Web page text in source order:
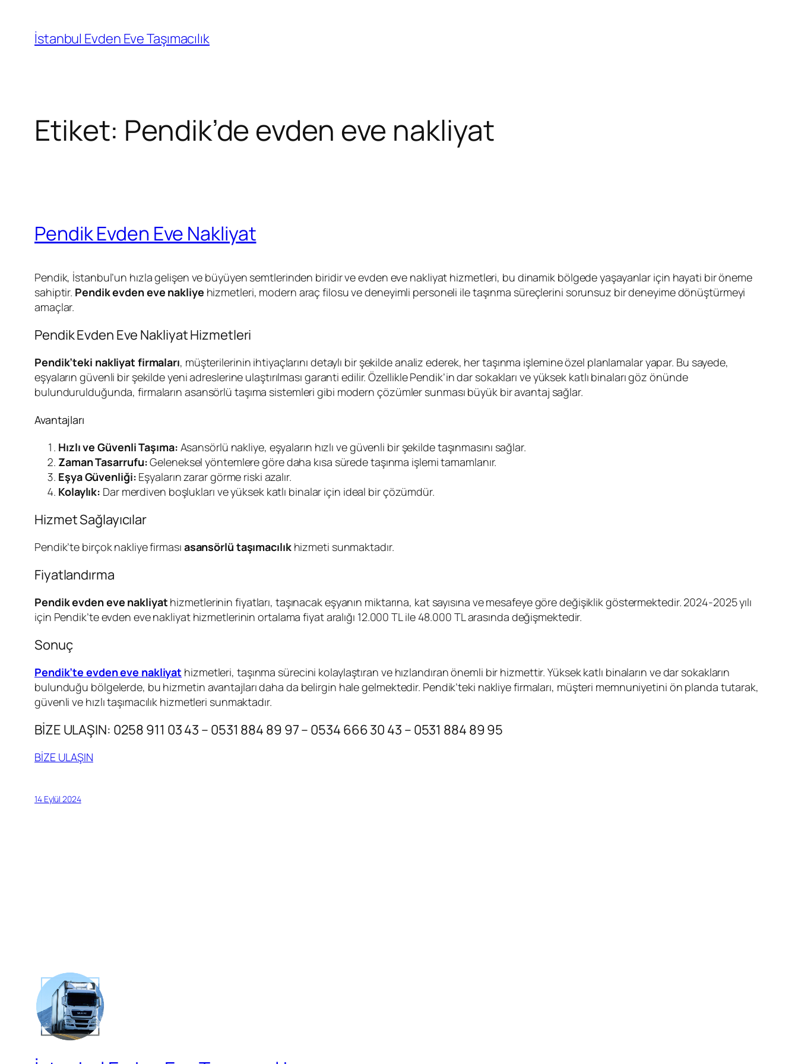
İstanbul Evden Eve Taşımacılık
Etiket: Pendik’de evden eve nakliyat
Pendik Evden Eve Nakliyat
Pendik, İstanbul’un hızla gelişen ve büyüyen semtlerinden biridir ve evden eve nakliyat hizmetleri, bu dinamik bölgede yaşayanlar için hayati bir öneme
sahiptir. Pendik evden eve nakliye hizmetleri, modern araç filosu ve deneyimli personeli ile taşınma süreçlerini sorunsuz bir deneyime dönüştürmeyi
amaçlar.
Pendik Evden Eve Nakliyat Hizmetleri
Pendik’teki nakliyat firmaları, müşterilerinin ihtiyaçlarını detaylı bir şekilde analiz ederek, her taşınma işlemine özel planlamalar yapar. Bu sayede,
eşyaların güvenli bir şekilde yeni adreslerine ulaştırılması garanti edilir. Özellikle Pendik’in dar sokakları ve yüksek katlı binaları göz önünde
bulundurulduğunda, firmaların asansörlü taşıma sistemleri gibi modern çözümler sunması büyük bir avantaj sağlar.
Avantajları
Hızlı ve Güvenli Taşıma: Asansörlü nakliye, eşyaların hızlı ve güvenli bir şekilde taşınmasını sağlar.
Zaman Tasarrufu:Geleneksel yöntemlere göre daha kısa sürede taşınma işlemi tamamlanır.
Eşya Güvenliği: Eşyaların zarar görme riski azalır.
Kolaylık: Dar merdiven boşlukları ve yüksek katlı binalar için ideal bir çözümdür.
Hizmet Sağlayıcılar
Pendik’te birçok nakliye firması asansörlü taşımacılıkhizmeti sunmaktadır.
Fiyatlandırma
Pendik evden eve nakliyat hizmetlerinin fiyatları, taşınacak eşyanın miktarına, kat sayısına ve mesafeye göre değişiklik göstermektedir. 2024-2025 yılı
için Pendik’te evden eve nakliyat hizmetlerinin ortalama fiyat aralığı 12.000 TL ile 48.000 TL arasında değişmektedir.
Sonuç
Pendik’te evden eve nakliyat hizmetleri, taşınma sürecini kolaylaştıran ve hızlandıran önemli bir hizmettir. Yüksek katlı binaların ve dar sokakların
bulunduğu bölgelerde, bu hizmetin avantajları daha da belirgin hale gelmektedir. Pendik’teki nakliye firmaları, müşteri memnuniyetini ön planda tutarak,
güvenli ve hızlı taşımacılık hizmetleri sunmaktadır.
BİZE ULAŞIN: 0258 911 03 43 – 0531 884 89 97 – 0534 666 30 43 – 0531 884 89 95
BİZE ULAŞIN
14 Eylül 2024